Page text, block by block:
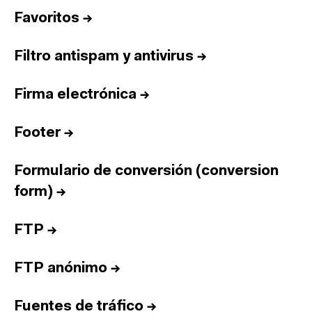
Favoritos →
Filtro antispam y antivirus →
Firma electrónica →
Footer→
Formulario de conversión (conversion
form) →
FTP →
FTP anónimo →
Fuentes de tráfico →